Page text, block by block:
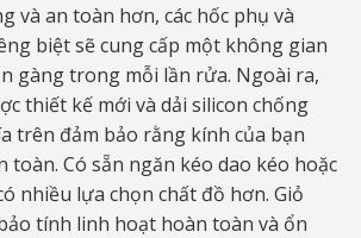
và an toàn hơn, các hốc phụ và
biệt sẽ cung cấp một không gian
gàng trong mỗi lần rửa. Ngoài ra,
thiết kế mới và dải silicon chống
trên đảm bảo rằng kính của bạn
toàn. Có sẵn ngăn kéo dao kéo hoặc
nhiều lựa chọn chất đồ hơn. Giỏ
tính linh hoạt hoàn toàn và ổn